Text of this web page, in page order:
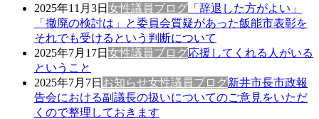
2025年11月3日 女性議員ブログ 「辞退した方がよい」
「撤廃の検討は」と委員会質疑があった飯能市表彰を
それでも受けるという判断について
2025年7月17日 女性議員ブログ応援してくれる人がいる
ということ
2025年7月7日 お知らせ女性議員ブログ新井市長市政報
告会における副議長の扱いについてのご意見をいただ
くので整理しておきます